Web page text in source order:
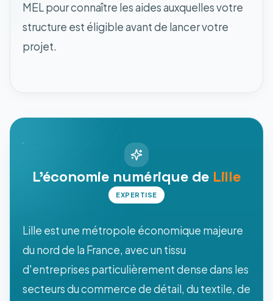
MEL pour connaître les aides auxquelles votre
structure est éligible avant de lancer votre
projet.
L'économie numérique de Lille
EXPERTISE
Lille est une métropole économique majeure
du nord de la France, avec un tissu
d'entreprises particulièrement dense dans les
secteurs du commerce de détail, du textile, de